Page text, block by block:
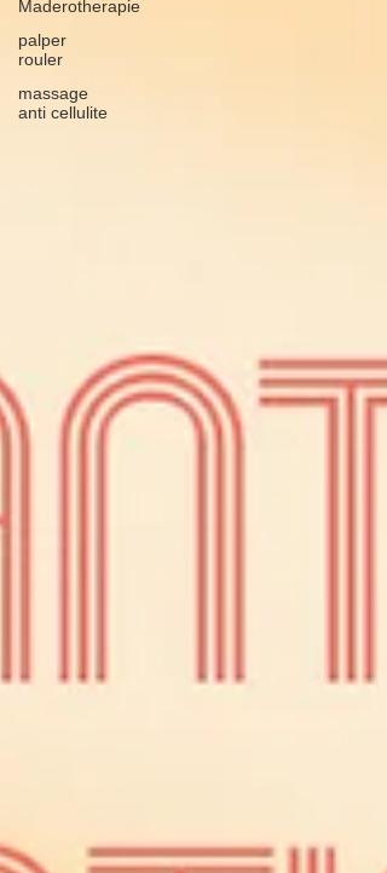
Maderotherapie
palper
rouler
massage
anti cellulite